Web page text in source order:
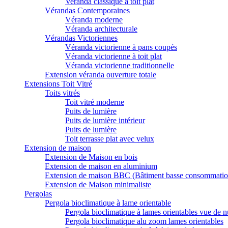
Vérandas Contemporaines
Véranda moderne
Véranda architecturale
Vérandas Victoriennes
Véranda victorienne à pans coupés
Véranda victorienne à toit plat
Véranda victorienne traditionnelle
Extension véranda ouverture totale
Extensions Toit Vitré
Toits vitrés
Toit vitré moderne
Puits de lumière
Puits de lumière intérieur
Puits de lumière
Toit terrasse plat avec velux
Extension de maison
Extension de Maison en bois
Extension de maison en aluminium
Extension de maison BBC (Bâtiment basse
Extension de Maison minimaliste
Pergolas
Pergola bioclimatique à lame orientable
Pergola bioclimatique à lames orientables vue de
Pergola bioclimatique alu zoom lames orientables